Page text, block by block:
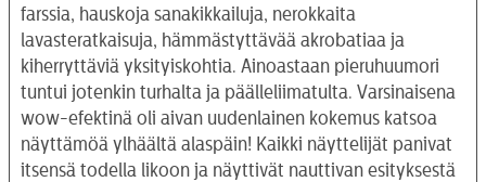
farssia, hauskoja sanakikkailuja, nerokkaita
lavasteratkaisuja, hämmästyttävää akrobatiaa ja
kiherryttäviä yksityiskohtia. Ainoastaan pieruhuumori
tuntui jotenkin turhalta ja päälleliimatulta. Varsinaisena
wow-efektinä oli aivan uudenlainen kokemus katsoa
näyttämöä ylhäältä alaspäin! Kaikki näyttelijät panivat
itsensä todella likoon ja näyttivät nauttivan esityksestä